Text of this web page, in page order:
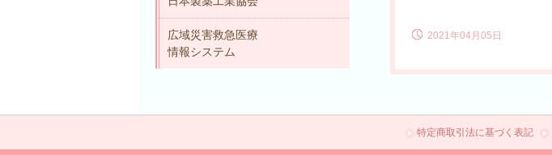
2021年04月05日
広域災害救急医療
情報システム
特定商取引法に基づく表記